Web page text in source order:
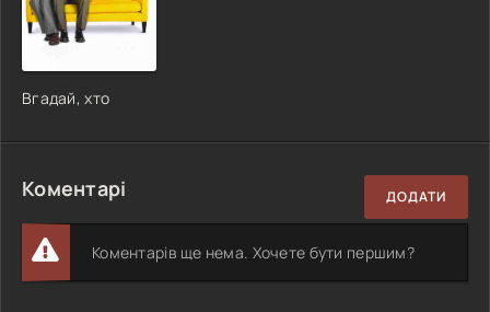
Вгадай, хто
Коментарі ДОДАТИ
Коментарів ще нема. Хочете бути першим?